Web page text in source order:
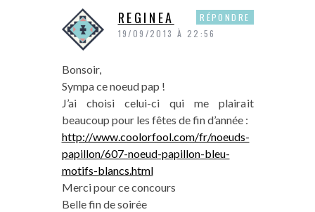
REGINEA
19/09/2013 À 22:56
Bonsoir,
Sympa ce noeud pap !
J’ai choisi celui-ci qui me plairait
beaucoup pour les fêtes de fin d’année :
http://www.coolorfool.com/fr/noeuds-
papillon/607-noeud-papillon-bleu-
motifs-blancs.html
Merci pour ce concours
Belle fin de soirée
RÉPONDRE